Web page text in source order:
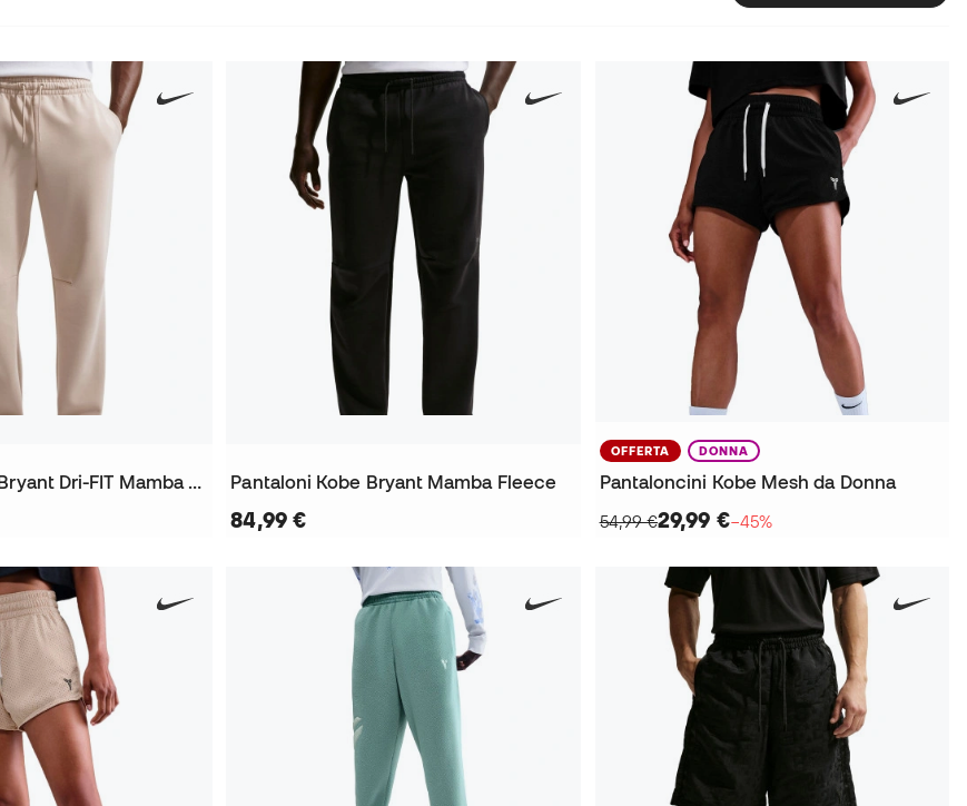
Pantaloni Kobe Bryant Dri-FIT Mamba Fleece Pantaloni Kobe Bryant Mamba Fleece
84,99 €
OFFERTA DONNA
Pantaloncini Kobe Mesh da Donna
54,99 €29,99 €−45%